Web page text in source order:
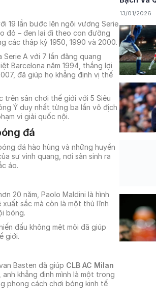
19 lần bước lên ngôi vương Serie
đỏ – đen lại đi theo con đường
các thập kỷ 1950, 1990 và 2000.
A với 7 lần đăng quang
Barcelona năm 1994, thắng lợi
đã giúp họ khẳng định vị thế
trên sân chơi thế giới với 5 Siêu
Ý duy nhất từng ba lần vô địch
vi giải quốc nội.
đá
đá hào hùng và những huyền
sự vinh quang, nơi sản sinh ra
áo.
20 năm, Paolo Maldini là hình
sắc mà còn là một thủ lĩnh
bóng.
đấu không mệt mỏi đã giúp
giới.
Basten đã giúp CLB AC Milan
khẳng định mình là một trong
phong cách chơi bóng kinh tế
13/01/2026